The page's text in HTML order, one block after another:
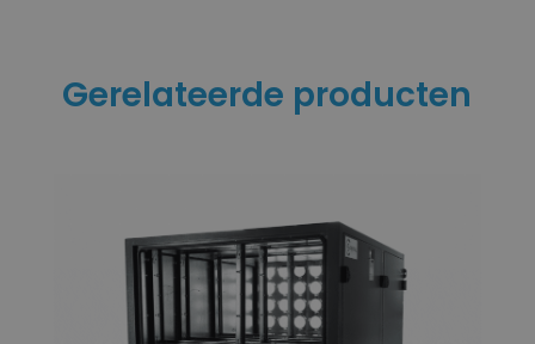
Gerelateerde producten